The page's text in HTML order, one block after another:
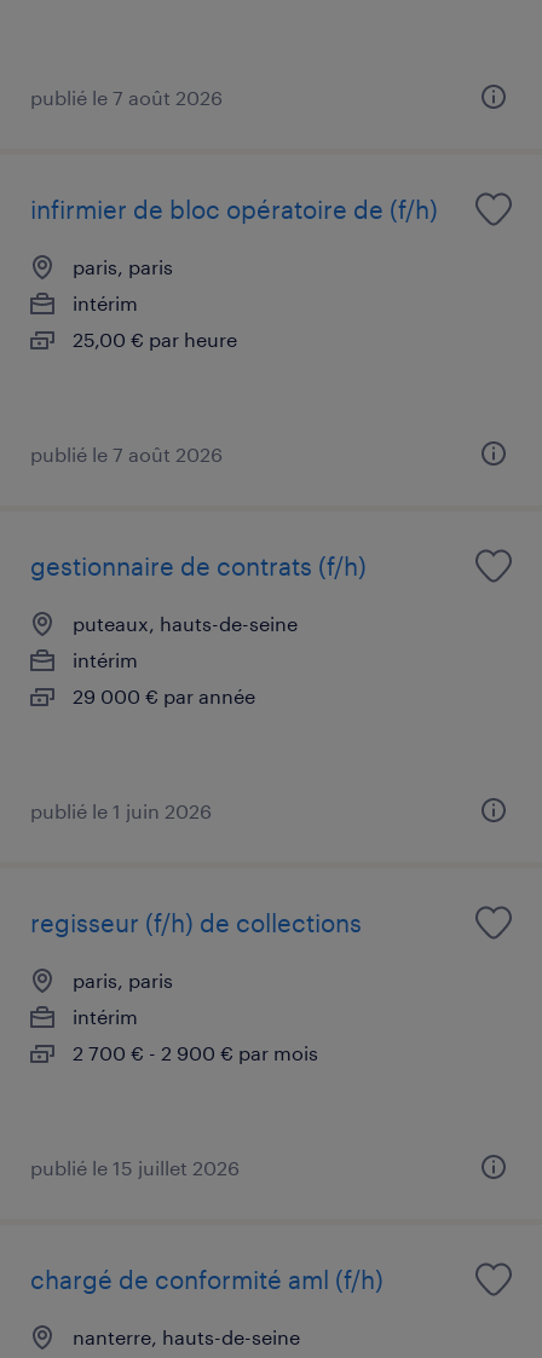
publié le 7 août 2026
infirmier de bloc opératoire de (f/h)
paris, paris
intérim
25,00 € par heure
publié le 7 août 2026
gestionnaire de contrats (f/h)
puteaux, hauts-de-seine
intérim
29 000 € par année
publié le 1 juin 2026
regisseur (f/h) de collections
paris, paris
intérim
2 700 € - 2 900 € par mois
publié le 15 juillet 2026
chargé de conformité aml (f/h)
nanterre, hauts-de-seine